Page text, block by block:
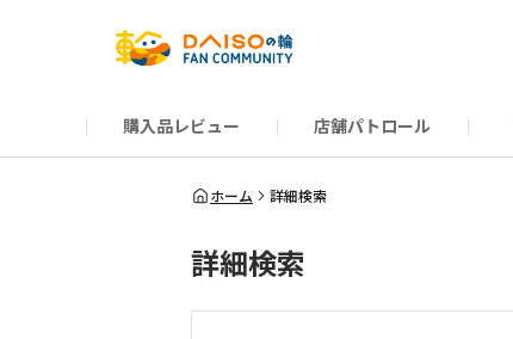
購入品レビュー 店舗パトロール
だんぜんトーク
運営からのお知らせ
ーSP Blogー
プレゼントキャンペーン
1周年記念キャンペーン
公式ホームページ
ホーム 詳細検索
詳細検索